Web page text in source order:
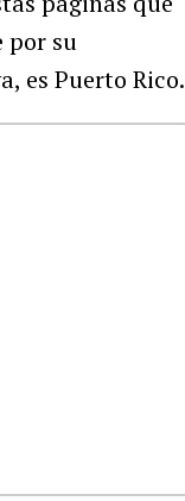
por su
es Puerto Rico.